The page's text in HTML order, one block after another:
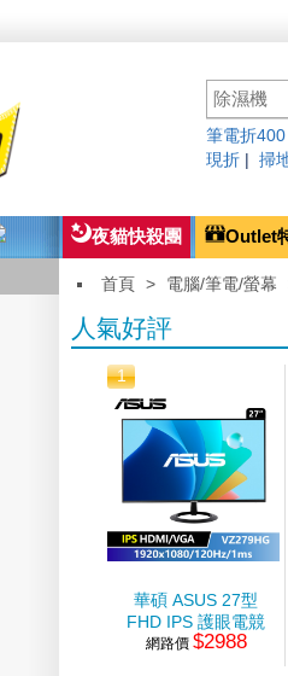
筆電折400
現折
掃
夜貓快殺團 Outlet
首頁 > 電腦/筆電/螢幕
人氣好評
1
華碩 ASUS 27型
FHD IPS 護眼電競
螢幕
(120Hz/1920x1080/
網路價 $2988